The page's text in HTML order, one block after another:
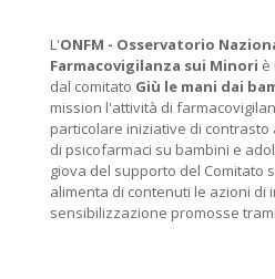
L'ONFM - Osservatorio
Farmacovigilanza sui Minori è
dal comitato Giù le mani dai
mission l'attività di
particolare iniziative di contrasto
di psicofarmaci su bambini e
giova del supporto del Comitato
alimenta di contenuti le azioni di
sensibilizzazione promosse